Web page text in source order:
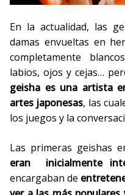
En la actualidad, las
damas envueltas en
completamente
labios, ojos y cejas…
geisha es una artista
artes japonesas, las
los juegos y la
Las primeras geishas
eran inicialmente
encargaban de